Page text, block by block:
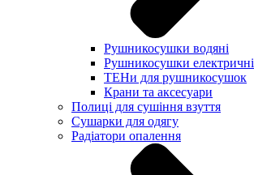
Рушникосушки водяні
Рушникосушки електричні
ТЕНи для рушникосушок
Крани та аксесуари
Полиці для сушіння взуття
Сушарки для одягу
Радіатори опалення